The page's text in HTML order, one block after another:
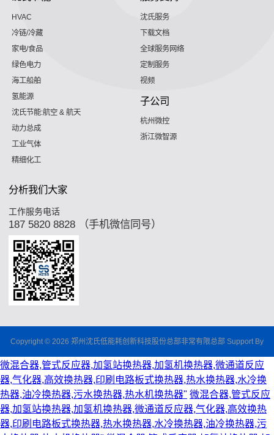
HVAC
冷链/冷藏
家电/食品
绿色电力
海工船舶
氢能源
沈氏节能:航空 & 航天
动力总成
工业气体
精细化工
沈氏服务
下载文档
全球服务网络
定制服务
视频
子公司
杭州微控
浙江微智源
分析我们大家
工作服务电话
187 5820 8828 （手机微信同号）
Copyright © 2026 郑州沈氏低能耗创新科技股份总部非常有限总部 Support By
微混合器,管式反应器,加氢站换热器,加氢机换热器,微通道反应
器,气化器,高效换热器,印刷电路板式换热器,热水换热器,水冷换
热器,油冷换热器,污水换热器,热水机换热器" 微混合器,管式反应
器,加氢站换热器,加氢机换热器,微通道反应器,气化器,高效换热
器,印刷电路板式换热器,热水换热器,水冷换热器,油冷换热器,污